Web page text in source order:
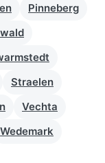
Pinneberg
Straelen
Vechta
Wedemark